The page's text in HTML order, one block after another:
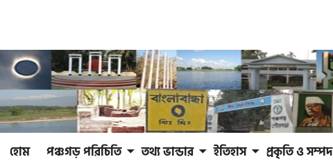
হোম পঞ্চগড় পরিচিতি তথ্য ভান্ডার ইতিহাস প্রকৃতি ও সম্পদ